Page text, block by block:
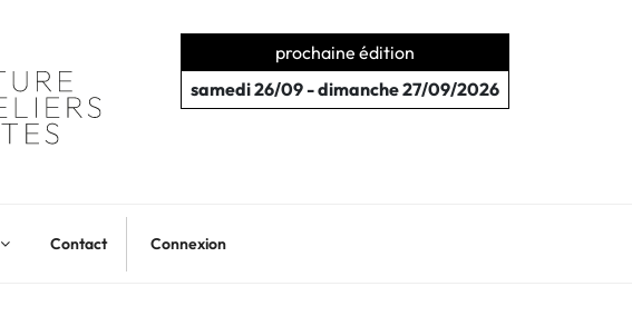
prochaine édition
samedi 26/09 - dimanche 27/09/2026
Contact Connexion